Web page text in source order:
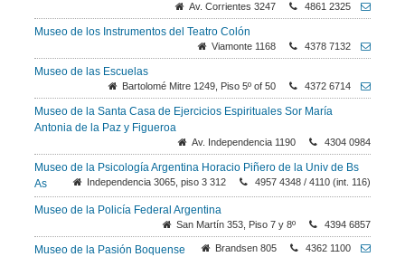
Av. Corrientes 3247 4861 2325
Museo de los Instrumentos del Teatro Colón
Viamonte 1168 4378 7132
Museo de las Escuelas
Bartolomé Mitre 1249, Piso 5º of 50 4372 6714
Museo de la Santa Casa de Ejercicios Espirituales Sor María
Antonia de la Paz y Figueroa
Av. Independencia 1190 4304 0984
Museo de la Psicología Argentina Horacio Piñero de la Univ de Bs
As
Independencia 3065, piso 3 312 4957 4348 / 4110 (int. 116)
Museo de la Policía Federal Argentina
San Martín 353, Piso 7 y 8º 4394 6857
Museo de la Pasión Boquense Brandsen 805 4362 1100